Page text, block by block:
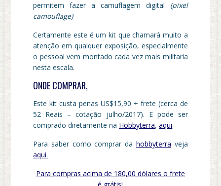
permitem fazer a camuflagem digital (pixel
camouflage)
Certamente este é um kit que chamará muito a
atenção em qualquer exposição, especialmente
o pessoal vem montado cada vez mais militaria
nesta escala.
ONDE COMPRAR,
Este kit custa penas US$15,90 + frete (cerca de
52 Reais – cotação julho/2017). E pode ser
comprado diretamente na Hobbyterra,aqui
Para saber como comprar da hobbyterra veja
aqui.
Para compras acima de 180,00 dólares o frete